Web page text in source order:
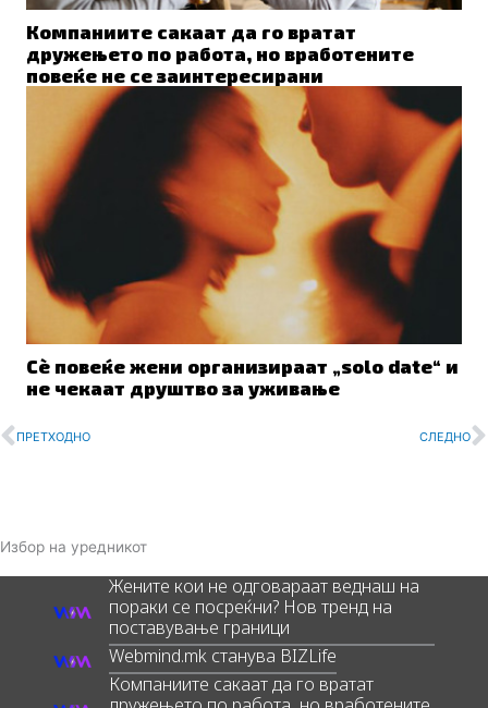
Компаниите сакаат да го вратат
дружењето по работа, но вработените
повеќе не се заинтересирани
Сè повеќе жени организираат „solo date“ и
не чекаат друштво за уживање
Prev
ПРЕТХОДНО СЛЕДНО
Избор на уредникот
Жените кои не одговараат веднаш на
пораки се посреќни? Нов тренд на
поставување граници
Webmind.mk станува BIZLife
Компаниите сакаат да го вратат